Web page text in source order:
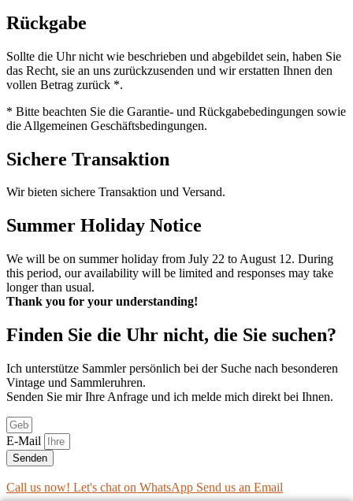
Rückgabe
Sollte die Uhr nicht wie beschrieben und abgebildet sein, haben Sie
das Recht, sie an uns zurückzusenden und wir erstatten Ihnen den
vollen Betrag zurück *.
* Bitte beachten Sie die Garantie- und Rückgabebedingungen sowie
die Allgemeinen Geschäftsbedingungen.
Sichere Transaktion
Wir bieten sichere Transaktion und Versand.
Summer Holiday Notice
We will be on summer holiday from July 22 to August 12. During
this period, our availability will be limited and responses may take
longer than usual.
Thank you for your understanding!
Finden Sie die Uhr nicht, die Sie suchen?
Ich unterstütze Sammler persönlich bei der Suche nach besonderen
Vintage und Sammleruhren.
Senden Sie mir Ihre Anfrage und ich melde mich direkt bei Ihnen.
E-Mail
Senden
Call us now! Let's chat on WhatsApp Send us an Email